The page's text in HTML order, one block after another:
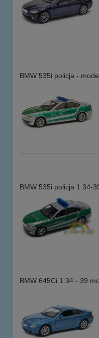
BMW 535i policja -
BMW 535i policja 1:34-
BMW 645Ci 1:34 - 39